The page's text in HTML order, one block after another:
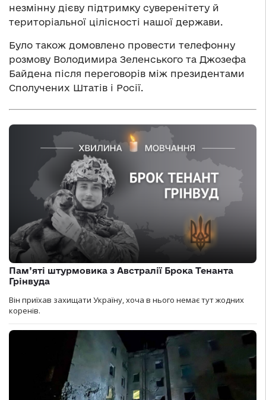
незмінну дієву підтримку суверенітету й
територіальної цілісності нашої держави.
Було також домовлено провести телефонну
розмову Володимира Зеленського та Джозефа
Байдена після переговорів між президентами
Сполучених Штатів і Росії.
Пам’яті штурмовика з Австралії Брока Тенанта
Грінвуда
Він приїхав захищати Україну, хоча в нього немає тут жодних
коренів.